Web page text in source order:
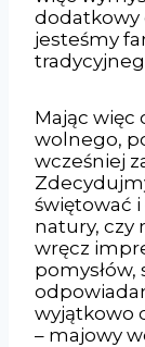
dodatkowy
jesteśmy
Mając więc
wolnego,
wcześniej
świętować i
natury, czy
wręcz
pomysłów,
wyjątkowo
– majowy